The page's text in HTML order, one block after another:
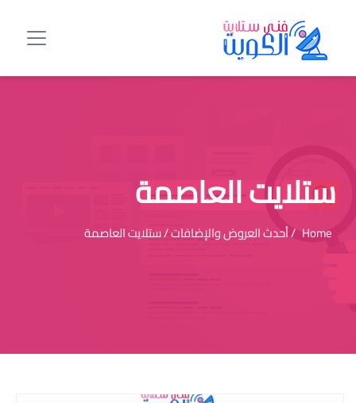
ستلايت العاصمة
Home / أحدث العروض والإضافات / ستلايت العاصمة